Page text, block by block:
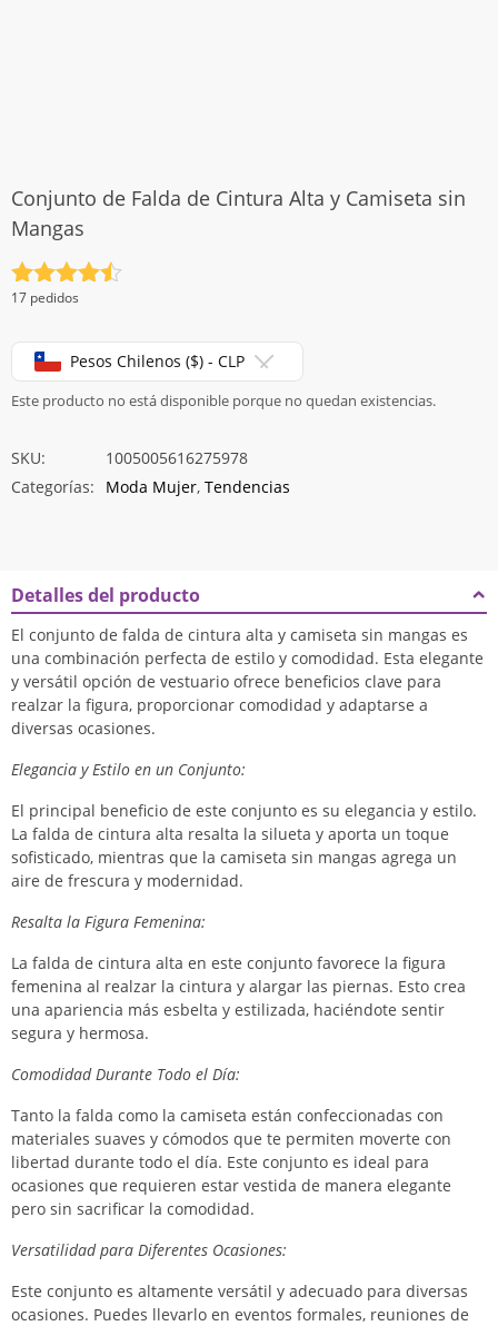
Conjunto de Falda de Cintura Alta y Camiseta sin
Mangas
Valorado
con
17 pedidos
Pesos Chilenos ($) - CLP
Este producto no está disponible porque no quedan existencias.
SKU:
1005005616275978
Categorías:
Moda Mujer, Tendencias
Detalles del producto
El conjunto de falda de cintura alta y camiseta sin mangas es
una combinación perfecta de estilo y comodidad. Esta elegante
y versátil opción de vestuario ofrece beneficios clave para
realzar la figura, proporcionar comodidad y adaptarse a
diversas ocasiones.
Elegancia y Estilo en un Conjunto:
El principal beneficio de este conjunto es su elegancia y estilo.
La falda de cintura alta resalta la silueta y aporta un toque
sofisticado, mientras que la camiseta sin mangas agrega un
aire de frescura y modernidad.
Resalta la Figura Femenina:
La falda de cintura alta en este conjunto favorece la figura
femenina al realzar la cintura y alargar las piernas. Esto crea
una apariencia más esbelta y estilizada, haciéndote sentir
segura y hermosa.
Comodidad Durante Todo el Día:
Tanto la falda como la camiseta están confeccionadas con
materiales suaves y cómodos que te permiten moverte con
libertad durante todo el día. Este conjunto es ideal para
ocasiones que requieren estar vestida de manera elegante
pero sin sacrificar la comodidad.
Versatilidad para Diferentes Ocasiones:
Este conjunto es altamente versátil y adecuado para diversas
ocasiones. Puedes llevarlo en eventos formales, reuniones de